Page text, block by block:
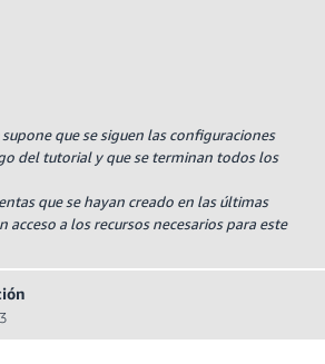
que se siguen las configuraciones
del tutorial y que se terminan todos los
que se hayan creado en las últimas
acceso a los recursos necesarios para este